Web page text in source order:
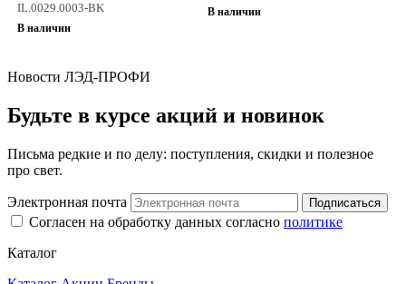
IL.0029.0003-BK
В наличии
В наличии
Новости ЛЭД-ПРОФИ
Будьте в курсе акций и новинок
Письма редкие и по делу: поступления, скидки и полезное
про свет.
Электронная почта Подписаться
Согласен на обработку данных согласно политике
Каталог